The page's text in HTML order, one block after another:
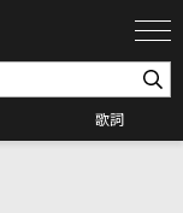
歌詞